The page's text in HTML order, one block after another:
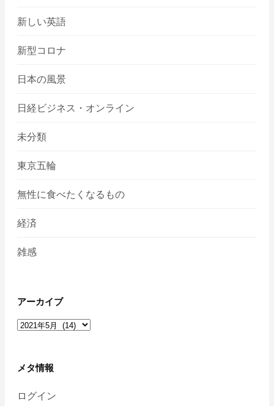
新しい英語
新型コロナ
日本の風景
日経ビジネス・オンライン
未分類
東京五輪
無性に食べたくなるもの
経済
雑感
アーカイブ
ア
イ
メタ情報
ログイン